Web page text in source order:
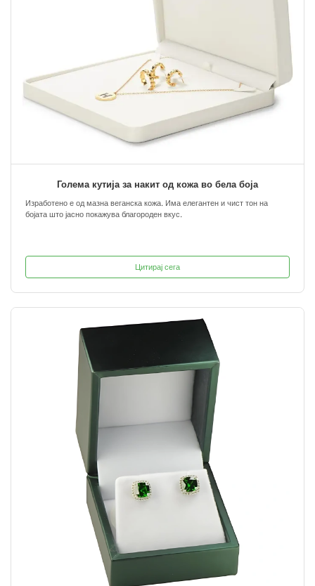
Голема кутија за накит од кожа во бела боја
Изработено е од мазна веганска кожа. Има елегантен и чист тон на
бојата што јасно покажува благороден вкус.
Цитирај сега